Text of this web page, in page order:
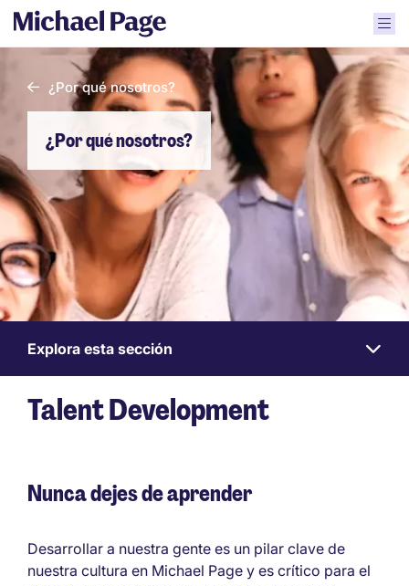
¿Por qué nosotros?
¿Por qué nosotros?
WorkExplora esta sección
Talent Development
Nunca dejes de aprender
Desarrollar a nuestra gente es un pilar clave de
nuestra cultura en Michael Page y es crítico para el